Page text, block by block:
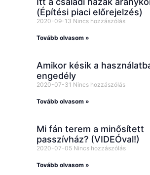
(Építési piaci előrejelzés)
2020-09-13 Nincs hozzászólás
Tovább olvasom »
Amikor késik a
engedély
2020-07-31 Nincs hozzászólás
Tovább olvasom »
Mi fán terem a minősített
passzívház? (VIDEÓval!)
2020-07-05 Nincs hozzászólás
Tovább olvasom »